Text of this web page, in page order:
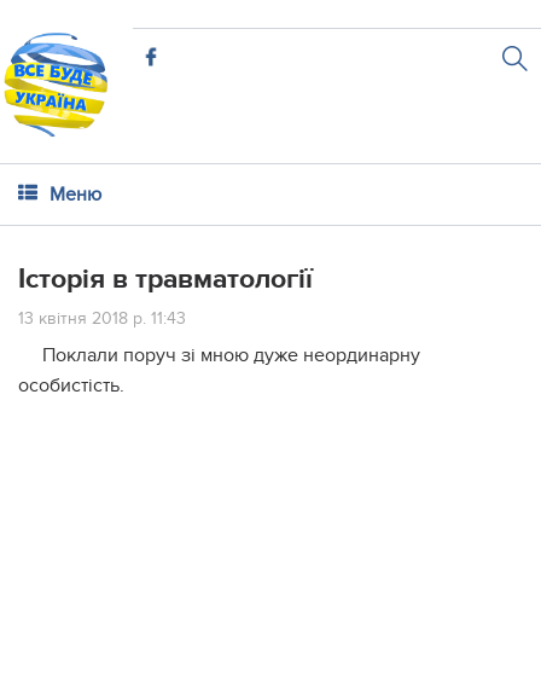
Меню
Історія в травматології
13 квітня 2018 р. 11:43
Поклали поруч зі мною дуже неординарну
особистість.